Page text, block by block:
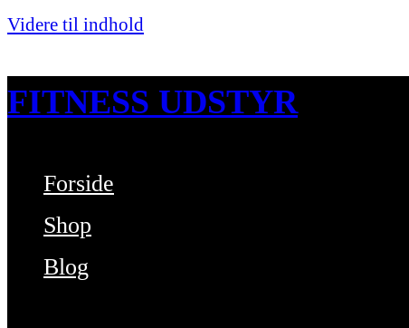
Videre til indhold
FITNESS UDSTYR
Bare endnu et fitness websted
Forside
Shop
Blog